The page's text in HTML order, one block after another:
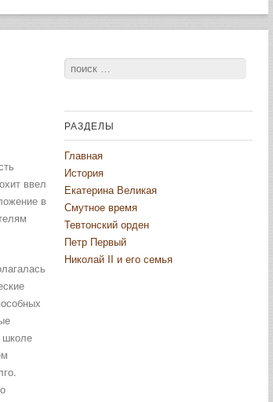
ввел
в
школе
Поиск
РАЗДЕЛЫ
Главная
История
Екатерина Великая
Смутное время
Тевтонский орден
Петр Первый
Николай II и его семья